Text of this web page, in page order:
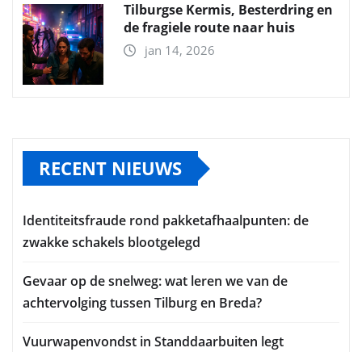
Tilburgse Kermis, Besterdring en
de fragiele route naar huis
jan 14, 2026
RECENT NIEUWS
Identiteitsfraude rond pakketafhaalpunten: de
zwakke schakels blootgelegd
Gevaar op de snelweg: wat leren we van de
achtervolging tussen Tilburg en Breda?
Vuurwapenvondst in Standdaarbuiten legt